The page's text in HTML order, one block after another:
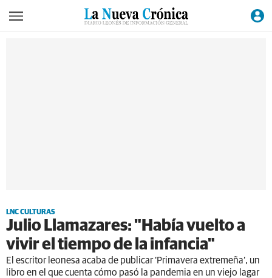
LNC CULTURAS
Julio Llamazares: "Había vuelto a
vivir el tiempo de la infancia"
El escritor leonesa acaba de publicar ‘Primavera extremeña’, un
libro en el que cuenta cómo pasó la pandemia en un viejo lagar